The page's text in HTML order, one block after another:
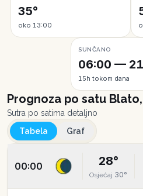
35°
oko 13:00
SUNČANO
06:00 —
15h tokom dana
Prognoza po satu
Sutra po satima detaljno
Tabela
Graf
00:00 28°
Osjećaj 30°